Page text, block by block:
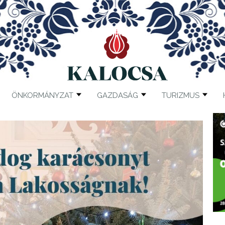
ÖNKORMÁNYZAT GAZDASÁG TURIZMUS